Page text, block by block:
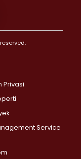
>
Privasi
Service